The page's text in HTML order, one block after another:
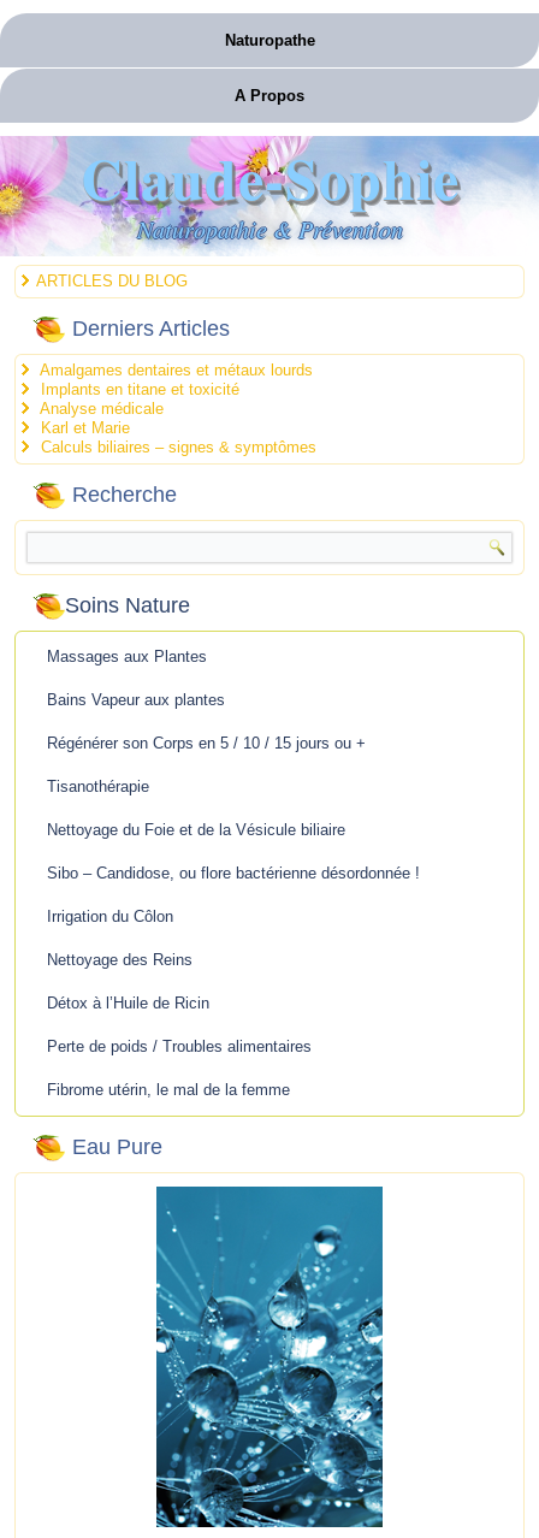
Naturopathe
A Propos
Claude-Sophie
Naturopathie & Prévention
ARTICLES DU BLOG
Derniers Articles
Amalgames dentaires et métaux lourds
Implants en titane et toxicité
Analyse médicale
Karl et Marie
Calculs biliaires – signes & symptômes
Recherche
Soins Nature
Massages aux Plantes
Bains Vapeur aux plantes
Régénérer son Corps en 5 / 10 / 15 jours ou +
Tisanothérapie
Nettoyage du Foie et de la Vésicule biliaire
Sibo – Candidose, ou flore bactérienne désordonnée !
Irrigation du Côlon
Nettoyage des Reins
Détox à l’Huile de Ricin
Perte de poids / Troubles alimentaires
Fibrome utérin, le mal de la femme
Eau Pure